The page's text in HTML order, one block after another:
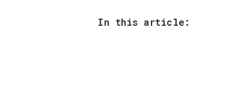
In this article: